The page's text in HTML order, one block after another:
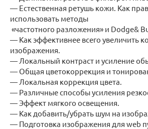
— Естественная ретушь кожи. Как
использовать методы
«частотного разложения» и Dodge&
— Как эффективнее всего увеличить
изображения.
— Локальный контраст и усиление
— Общая цветокоррекция и
— Локальная коррекция цвета.
— Различные способы усиления
— Эффект мягкого освещения.
— Как добавить/убрать шум на
— Подготовка изображения для web